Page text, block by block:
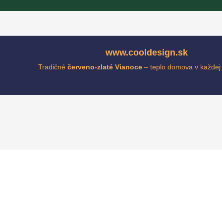
www.cooldesign.sk
Tradičné červeno-zlaté Vianoce – teplo domova v